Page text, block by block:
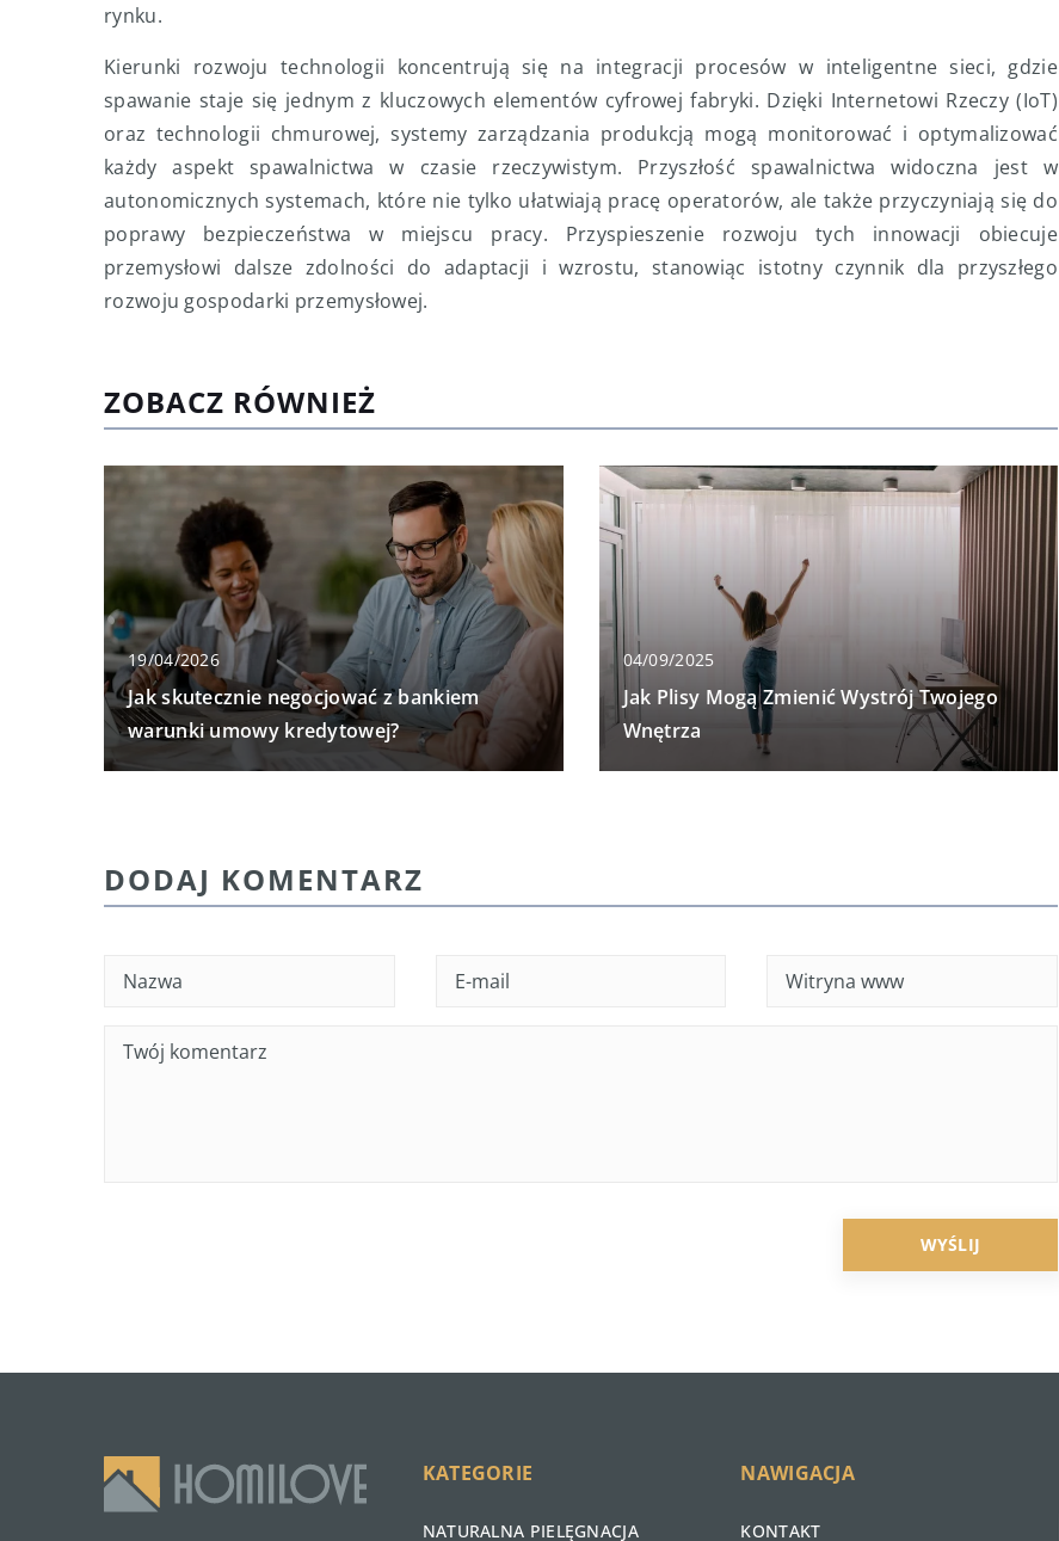
rynku.
Kierunki rozwoju technologii koncentrują się na integracji procesów w inteligentne sieci, gdzie
spawanie staje się jednym z kluczowych elementów cyfrowej fabryki. Dzięki Internetowi Rzeczy (IoT)
oraz technologii chmurowej, systemy zarządzania produkcją mogą monitorować i optymalizować
każdy aspekt spawalnictwa w czasie rzeczywistym. Przyszłość spawalnictwa widoczna jest w
autonomicznych systemach, które nie tylko ułatwiają pracę operatorów, ale także przyczyniają się do
poprawy bezpieczeństwa w miejscu pracy. Przyspieszenie rozwoju tych innowacji obiecuje
przemysłowi dalsze zdolności do adaptacji i wzrostu, stanowiąc istotny czynnik dla przyszłego
rozwoju gospodarki przemysłowej.
ZOBACZ RÓWNIEŻ
19/04/2026
Jak skutecznie negocjować z bankiem
warunki umowy kredytowej?
04/09/2025
Jak Plisy Mogą Zmienić Wystrój Twojego
Wnętrza
DODAJ KOMENTARZ
KATEGORIE
NATURALNA PIELĘGNACJA
NAWIGACJA
KONTAKT